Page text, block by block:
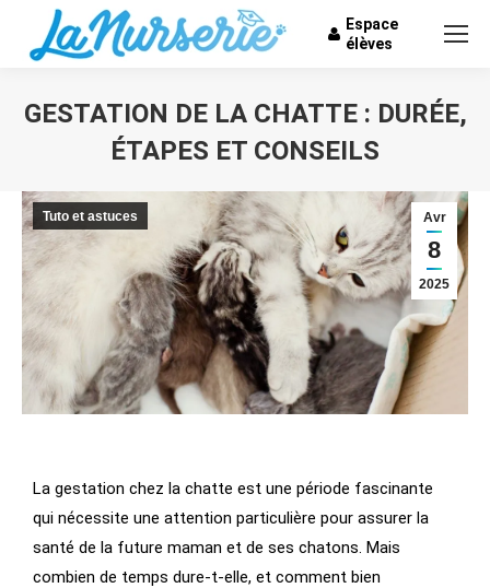
Espace
élèves
GESTATION DE LA CHATTE : DURÉE,
ÉTAPES ET CONSEILS
Avr
8
2025
Tuto et astuces
La gestation chez la chatte est une période fascinante
qui nécessite une attention particulière pour assurer la
santé de la future maman et de ses chatons. Mais
combien de temps dure-t-elle, et comment bien